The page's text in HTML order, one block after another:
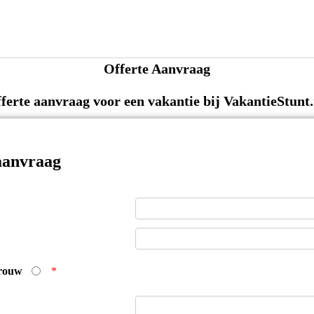
Offerte Aanvraag
aanvraag voor een vakantie bij